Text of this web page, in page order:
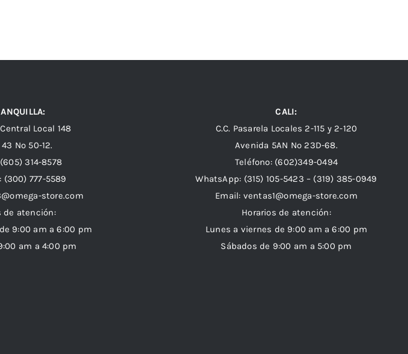
Local 148
Nº 50-12.
314-8578
(300) 777-5589
store.com
de atención:
9:00 am a 6:00 pm
am a 4:00 pm
CALI:
C.C. Pasarela Locales 2-115 y 2-120
Avenida 5AN Nº 23D-68.
Teléfono: (602)349-0494
WhatsApp: (315) 105-5423 – (319) 385-0949
Email: ventas1@omega-store.com
Horarios de atención:
Lunes a viernes de 9:00 am a 6:00 pm
Sábados de 9:00 am a 5:00 pm